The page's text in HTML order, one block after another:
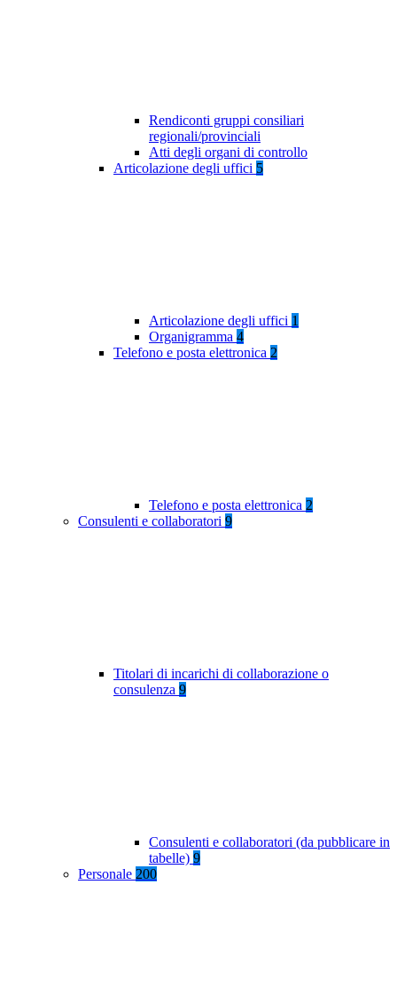
Rendiconti gruppi consiliari
regionali/provinciali
Atti degli organi di controllo
Articolazione degli uffici 5
Articolazione degli uffici 1
Organigramma 4
Telefono e posta elettronica 2
Telefono e posta elettronica 2
Consulenti e collaboratori 9
Titolari di incarichi di collaborazione o
consulenza 9
Consulenti e collaboratori (da pubblicare in
tabelle) 9
Personale 200